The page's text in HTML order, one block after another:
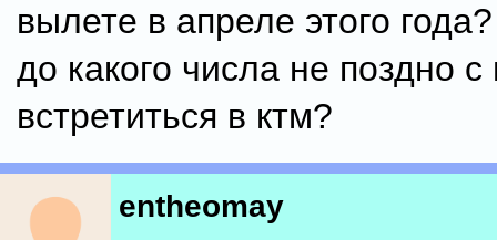
вылете в апреле этого
до какого числа не поздно
встретиться в ктм?
entheomay